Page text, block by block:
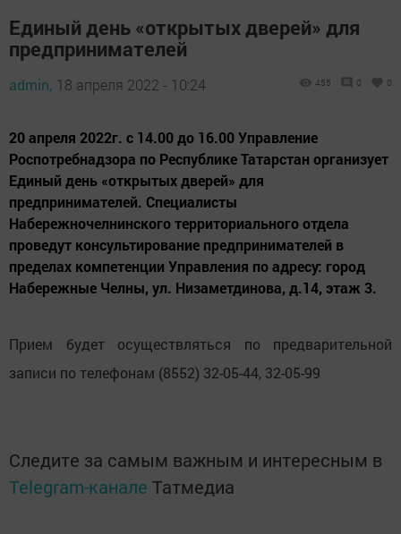
Единый день «открытых дверей» для
предпринимателей
admin, 18 апреля 2022 - 10:24 455 0 0
20 апреля 2022г. с 14.00 до 16.00 Управление
Роспотребнадзора по Республике Татарстан организует
Единый день «открытых дверей» для
предпринимателей. Специалисты
Набережночелнинского территориального отдела
проведут консультирование предпринимателей в
пределах компетенции Управления по адресу: город
Набережные Челны, ул. Низаметдинова, д.14, этаж 3.
Прием будет осуществляться по предварительной
записи по телефонам (8552) 32-05-44, 32-05-99
Следите за самым важным и интересным в
Telegram-канале Татмедиа